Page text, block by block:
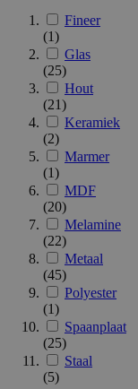
Fineer
(1)
Glas
(25)
Hout
(21)
Keramiek
(2)
Marmer
(1)
MDF
(20)
Melamine
(22)
Metaal
(45)
Polyester
(1)
Spaanplaat
(25)
Staal
(5)